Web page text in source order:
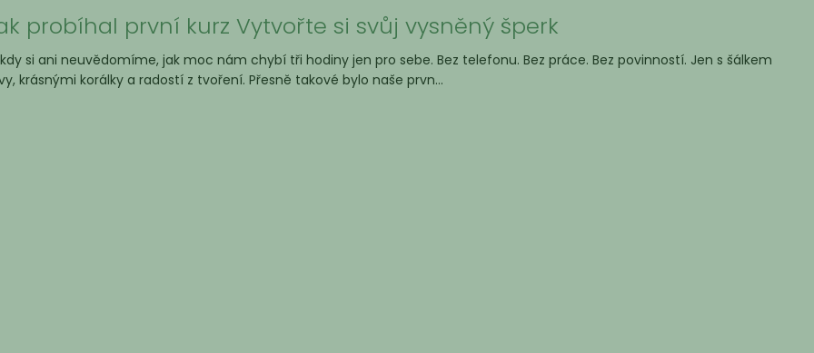
probíhal první kurz Vytvořte si svůj vysněný šperk
si ani neuvědomíme, jak moc nám chybí tři hodiny jen pro sebe. Bez telefonu. Bez práce. Bez povinností. Jen s šálkem
krásnými korálky a radostí z tvoření. Přesně takové bylo naše prvn...